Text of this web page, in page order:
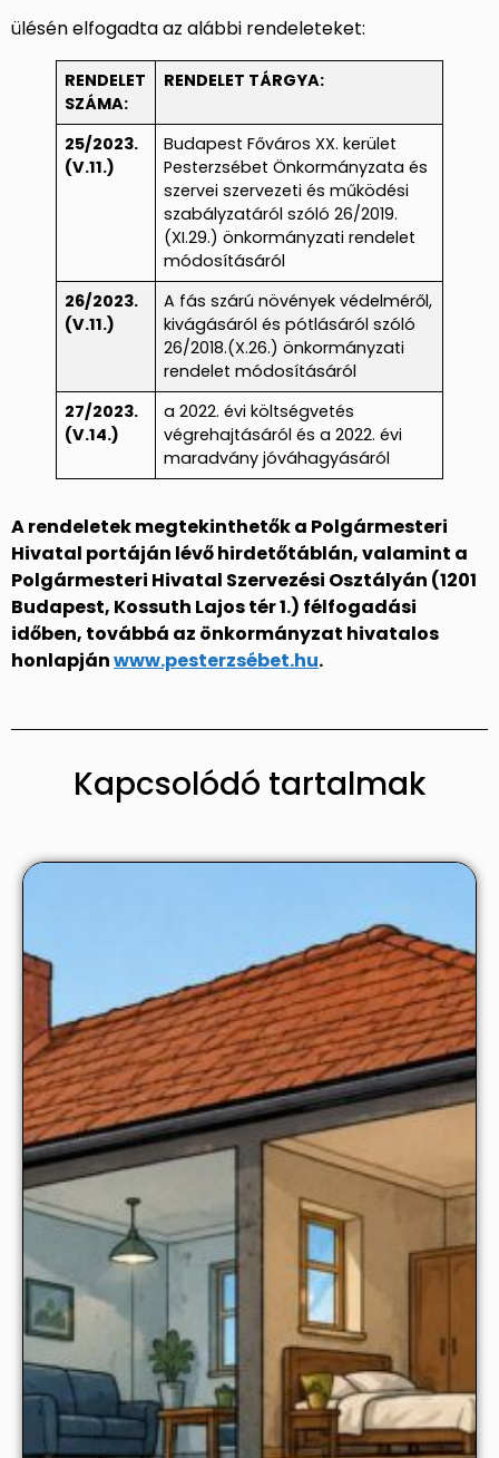
ülésén elfogadta az alábbi rendeleteket:
RENDELET
SZÁMA:
RENDELET TÁRGYA:
25/2023.
(V.11.)
Budapest Főváros XX. kerület
Pesterzsébet Önkormányzata és
szervei szervezeti és működési
szabályzatáról szóló 26/2019.
(XI.29.) önkormányzati rendelet
módosításáról
26/2023.
(V.11.)
A fás szárú növények védelméről,
kivágásáról és pótlásáról szóló
26/2018.(X.26.) önkormányzati
rendelet módosításáról
27/2023.
(V.14.)
a 2022. évi költségvetés
végrehajtásáról és a 2022. évi
maradvány jóváhagyásáról
A rendeletek megtekinthetők a Polgármesteri
Hivatal portáján lévő hirdetőtáblán, valamint a
Polgármesteri Hivatal Szervezési Osztályán (1201
Budapest, Kossuth Lajos tér 1.) félfogadási
időben, továbbá az önkormányzat hivatalos
honlapjánwww.pesterzsébet.hu.
Kapcsolódó tartalmak